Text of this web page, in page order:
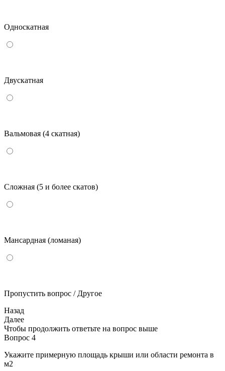
Односкатная
Двускатная
Вальмовая (4 скатная)
Сложная (5 и более скатов)
Мансардная (ломаная)
Пропустить вопрос / Другое
Назад
Далее
Чтобы продолжить ответьте на вопрос выше
Вопрос 4
Укажите примерную площадь крыши или области ремонта в
м2